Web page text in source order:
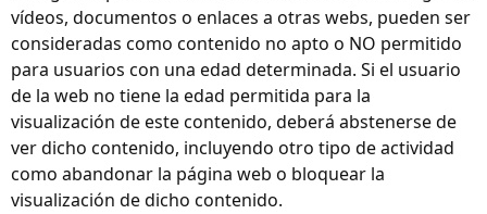
vídeos, documentos o enlaces a otras webs, pueden ser
consideradas como contenido no apto o NO permitido
para usuarios con una edad determinada. Si el usuario
de la web no tiene la edad permitida para la
visualización de este contenido, deberá abstenerse de
ver dicho contenido, incluyendo otro tipo de actividad
como abandonar la página web o bloquear la
visualización de dicho contenido.